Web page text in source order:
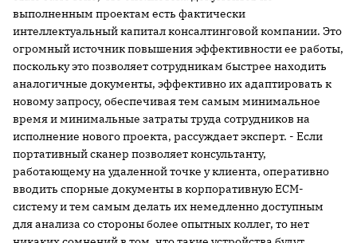
выполненным проектам есть фактически
интеллектуальный капитал консалтинговой компании. Это
огромный источник повышения эффективности ее работы,
поскольку это позволяет сотрудникам быстрее находить
аналогичные документы, эффективно их адаптировать к
новому запросу, обеспечивая тем самым минимальное
время и минимальные затраты труда сотрудников на
исполнение нового проекта, рассуждает эксперт. - Если
портативный сканер позволяет консультанту,
работающему на удаленной точке у клиента, оперативно
вводить спорные документы в корпоративную ECM-
систему и тем самым делать их немедленно доступным
для анализа со стороны более опытных коллег, то нет